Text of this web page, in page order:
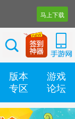
马上下载
版本
专区
游戏
论坛